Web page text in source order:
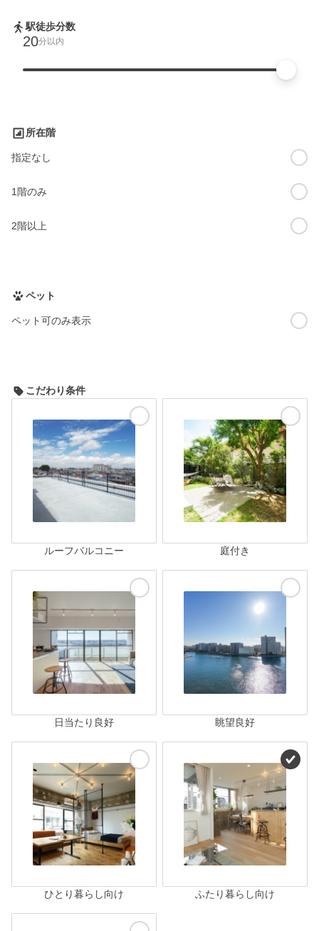
駅徒歩分数
20分以内
所在階
指定なし
1階のみ
2階以上
ペット
ペット可のみ表示
こだわり条件
ルーフバルコニー 庭付き
日当たり良好 眺望良好
ひとり暮らし向け ふたり暮らし向け